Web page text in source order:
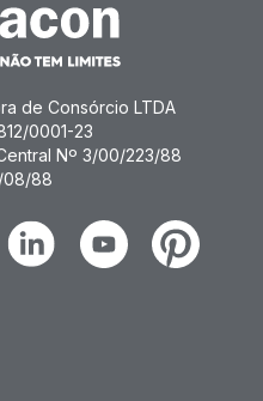
de Consórcio LTDA
0001-23
Nº 3/00/223/88
08/88
LinkedinYoutubePinterest